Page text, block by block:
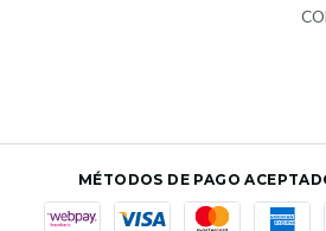
MÉTODOS DE PAGO